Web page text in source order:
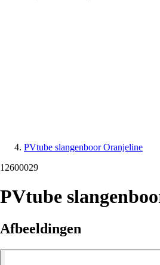
PVtube slangenboor Oranjeline
12600029
PVtube
Afbeeldingen